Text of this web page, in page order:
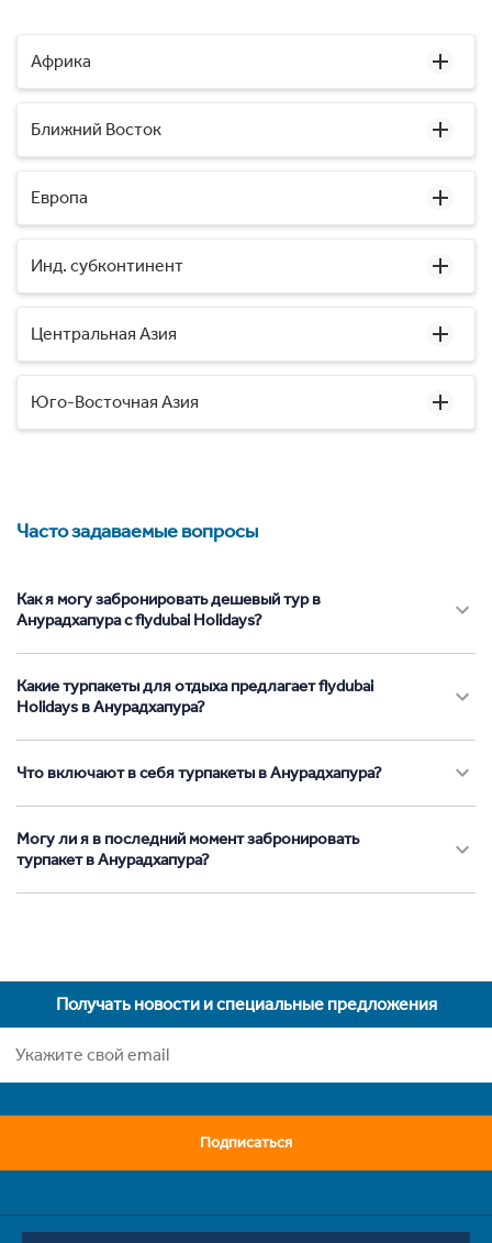
Африка
Ближний Восток
Европа
Инд. субконтинент
Центральная Азия
Юго-Восточная Азия
Часто задаваемые вопросы
Как я могу забронировать дешевый тур в
Анурадхапура с flydubai Holidays?
Какие турпакеты для отдыха предлагает flydubai
Holidays в Анурадхапура?
Что включают в себя турпакеты в Анурадхапура?
Могу ли я в последний момент забронировать
турпакет в Анурадхапура?
Получать новости и специальные предложения
Подписаться